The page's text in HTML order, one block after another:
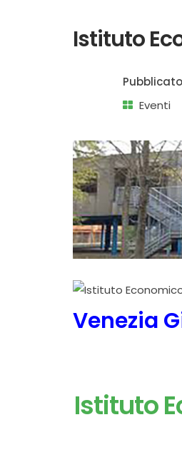
Istituto
Eventi
Venezia
Istituto